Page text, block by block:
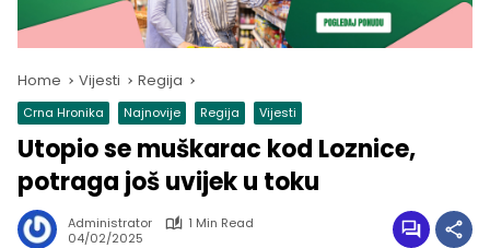
Home Vijesti Regija
Crna Hronika Najnovije Regija Vijesti
Utopio se muškarac kod Loznice,
potraga još uvijek u toku
Administrator
1 Min Read
04/02/2025